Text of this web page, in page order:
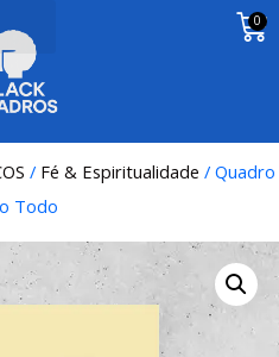
0
/ Fé & Espiritualidade / Quadro
Todo